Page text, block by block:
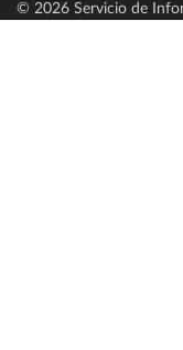
© 2026 Servicio de